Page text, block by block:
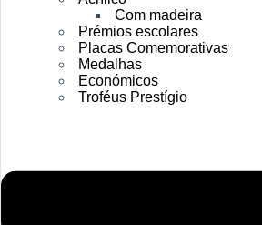
Com madeira
Prémios escolares
Placas Comemorativas
Medalhas
Económicos
Troféus Prestígio